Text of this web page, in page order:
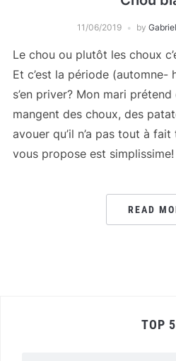
11/06/2019 by
Le chou ou plutôt les choux
Et c’est la période (automne-
s’en priver? Mon mari
mangent des choux, des
avouer qu’il n’a pas tout à
vous propose est simplissime!
READ
TOP 5